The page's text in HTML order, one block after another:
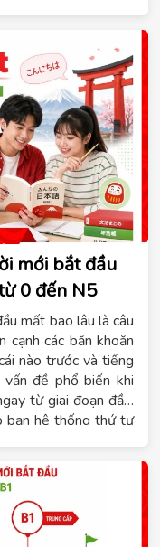
độ từ A1 đến B1,
học để du học nghề
dung dưới đây sẽ
một trung tâm tiếng
đạt B1 và các hình
mới bắt đầu
0 đến N5
mất bao lâu là câu
cạnh các băn khoăn
nào trước và tiếng
đề phổ biến khi
từ giai đoạn đầu.
bạn hệ thống thứ tự
cá nhân.